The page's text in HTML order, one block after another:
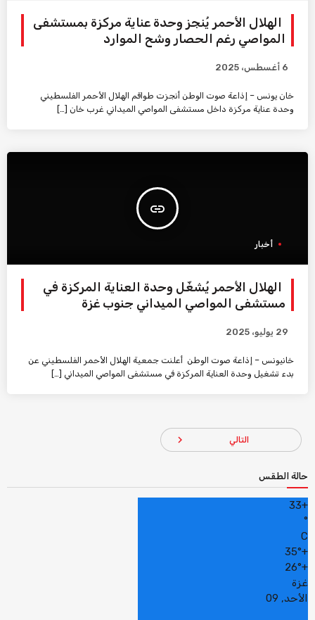
الهلال الأحمر يُنجز وحدة عناية مركزة بمستشفى
المواصي رغم الحصار وشح الموارد
6 أغسطس، 2025
خان يونس – إذاعة صوت الوطن أنجزت طواقم الهلال الأحمر الفلسطيني
وحدة عناية مركزة داخل مستشفى المواصي الميداني غرب خان […]
insert_link
أخبار
الهلال الأحمر يُشغّل وحدة العناية المركزة في
مستشفى المواصي الميداني جنوب غزة
29 يوليو، 2025
خانيونس – إذاعة صوت الوطن أعلنت جمعية الهلال الأحمر الفلسطيني عن
بدء تشغيل وحدة العناية المركزة في مستشفى المواصي الميداني […]
التالي navigate_next
حالة الطقس
+
33
°
C
+
35°
+
26°
غزة
الأحد, 09